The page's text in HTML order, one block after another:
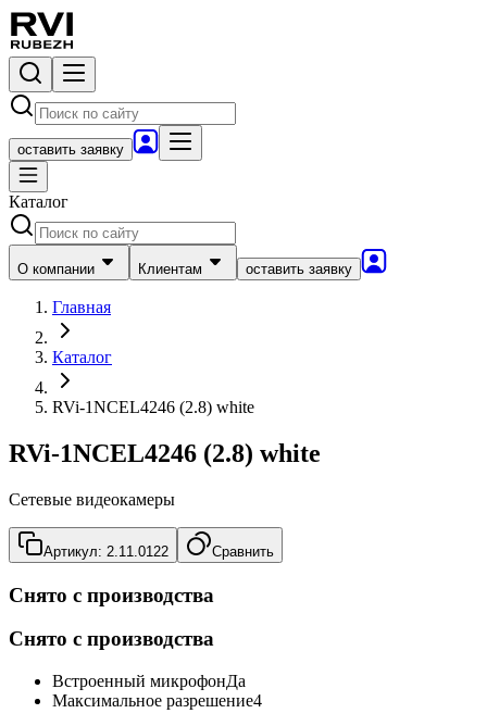
оставить заявку
Каталог
О компании Клиентам оставить заявку
Главная
Каталог
RVi-1NCEL4246 (2.8) white
RVi-1NCEL4246 (2.8) white
Сетевые видеокамеры
Артикул: 2.11.0122 Сравнить
Снято с производства
Снято с производства
Встроенный микрофонДа
Максимальное разрешение4